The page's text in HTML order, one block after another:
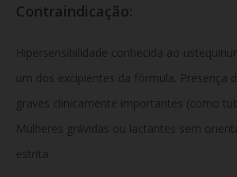
Contraindicação:
Hipersensibilidade conhecida ao
um dos excipientes da fórmula. Presença
graves clinicamente importantes (como
Mulheres grávidas ou lactantes sem
estrita.